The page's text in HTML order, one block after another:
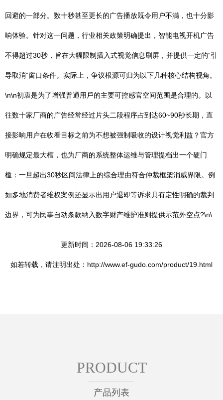
回避的一部分。数十秒甚至更长的广告播放既令用户不满，也十分影
响体验。针对这一问题，行业相关政策明确提出，智能电视开机广告
不得超过30秒，旨在大幅限制插入式视觉信息刷屏，并提供一定的“引
导取消”窗口条件。实际上，争议根源可归为以下几种核心结构视角。
\n\n初衷是为了增强普通用戶的主要可控感官空间范围是合理的。以
往数十家厂商的广告经常经过片头二段程序占到达60~90秒长期，直
接影响用户在收看目标之前为不想被强制吸收的设计视觉利益？官方
明确规定最大槽，也为厂商的系统整体运维与管理提档出一个硬门
槛：一旦超出30秒区间法律上的综合理由符合仲裁框架消威界限。例
如多地消费者维权案例还显示出用户退即等诉求具有定性明确的裁判
边界，可为民事自动条款纳入数字财产维护准则提供示范外空点?\n\
更新时间：2026-08-06 19:33:26
如若转载，请注明出处：http://www.ef-gudo.com/product/19.html
PRODUCT
产品列表